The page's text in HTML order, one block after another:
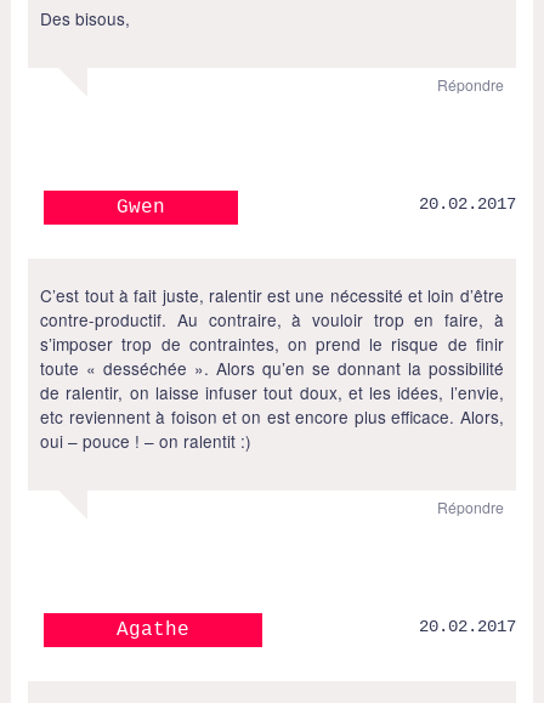
Des bisous,
Répondre
Gwen 20.02.2017
C’est tout à fait juste, ralentir est une nécessité et loin d’être
contre-productif. Au contraire, à vouloir trop en faire, à
s’imposer trop de contraintes, on prend le risque de finir
toute « desséchée ». Alors qu’en se donnant la possibilité
de ralentir, on laisse infuser tout doux, et les idées, l’envie,
etc reviennent à foison et on est encore plus efficace. Alors,
oui – pouce ! – on ralentit :)
Répondre
Agathe 20.02.2017